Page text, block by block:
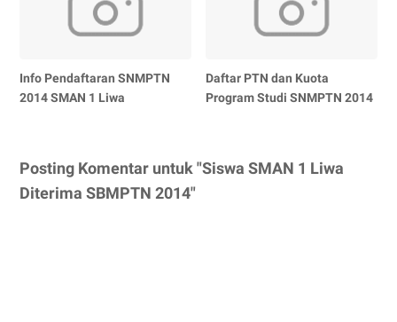
Info Pendaftaran SNMPTN
2014 SMAN 1 Liwa
Daftar PTN dan Kuota
Program Studi SNMPTN 2014
Posting Komentar untuk "Siswa SMAN 1 Liwa
Diterima SBMPTN 2014"